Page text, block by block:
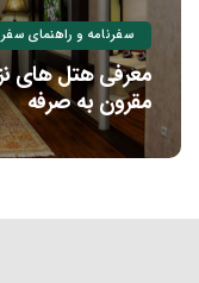
سفرنامه و راهنمای سفر
مقرون به صرفه